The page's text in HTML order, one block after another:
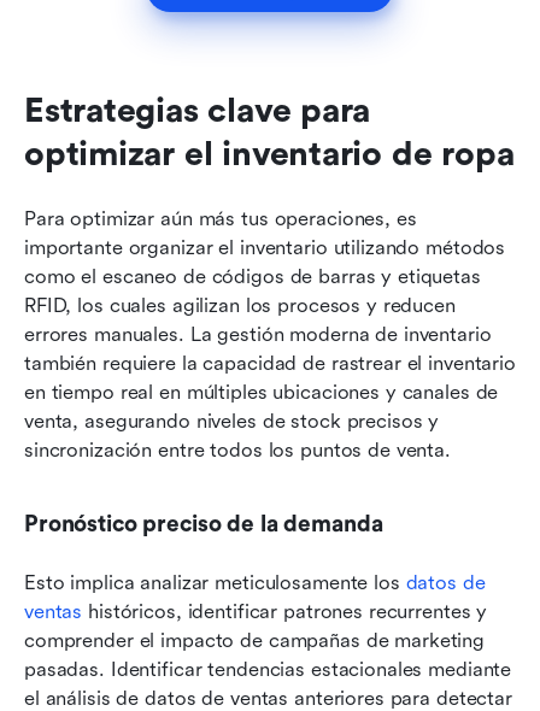
Estrategias clave para
optimizar el inventario de ropa
Para optimizar aún más tus operaciones, es
importante organizar el inventario utilizando métodos
como el escaneo de códigos de barras y etiquetas
RFID, los cuales agilizan los procesos y reducen
errores manuales. La gestión moderna de inventario
también requiere la capacidad de rastrear el inventario
en tiempo real en múltiples ubicaciones y canales de
venta, asegurando niveles de stock precisos y
sincronización entre todos los puntos de venta.
Pronóstico preciso de la demanda
Esto implica analizar meticulosamente los datos de
ventas históricos, identificar patrones recurrentes y
comprender el impacto de campañas de marketing
pasadas. Identificar tendencias estacionales mediante
el análisis de datos de ventas anteriores para detectar